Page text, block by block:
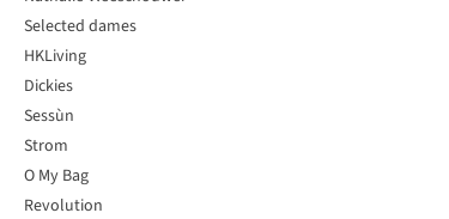
Selected dames
HKLiving
Dickies
Sessùn
Strom
O My Bag
Revolution